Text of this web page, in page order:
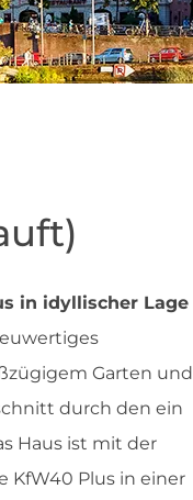
in idyllischer Lage
Garten und
durch den ein
Haus ist mit der
KfW40 Plus in einer